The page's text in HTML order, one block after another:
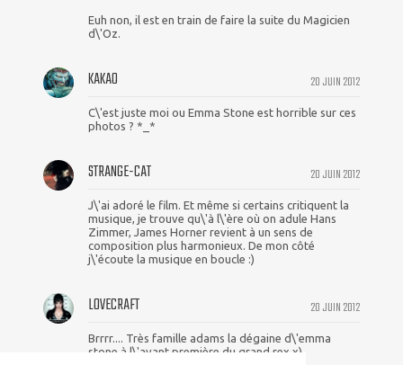
Euh non, il est en train de faire la suite du Magicien
d\'Oz.
20 JUIN 2012
KAKAO
C\'est juste moi ou Emma Stone est horrible sur ces
photos ? *_*
20 JUIN 2012
STRANGE-CAT
J\'ai adoré le film. Et même si certains critiquent la
musique, je trouve qu\'à l\'ère où on adule Hans
Zimmer, James Horner revient à un sens de
composition plus harmonieux. De mon côté
j\'écoute la musique en boucle :)
20 JUIN 2012
LOVECRAFT
Brrrr.... Très famille adams la dégaine d\'emma
stone à l\'avant première du grand rex x)